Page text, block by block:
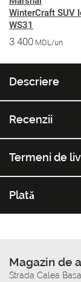
WinterCraft SUV
WS31
3 400 MDL/un
Descriere
Recenzii
Termeni de
Plată
Magazin de
Strada Calea